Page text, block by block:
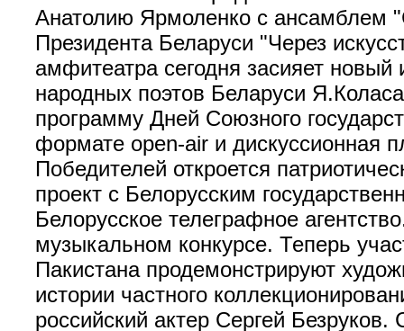
Анатолию Ярмоленко с ансамблем
Президента Беларуси "Через
амфитеатра сегодня засияет
народных поэтов Беларуси
программу Дней Союзного
формате open-air и дискуссионная
Победителей откроется
проект с Белорусским
Белорусское телеграфное
музыкальном конкурсе. Теперь
Пакистана продемонстрируют
истории частного
российский актер Сергей Безруков.